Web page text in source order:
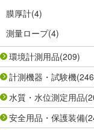
膜厚計(4)
測量ロープ(4)
環境計測用品(209)
計測機器・試験機
水質・水位測定用品
安全用品・保護装備